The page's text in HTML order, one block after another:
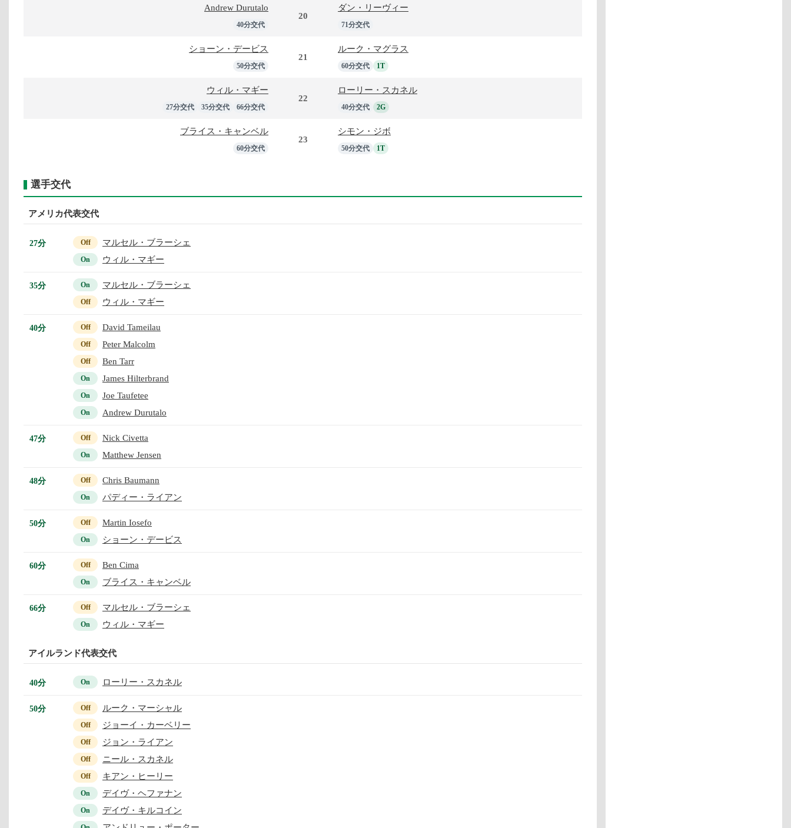
Andrew Durutalo
40分交代
20
ダン・リーヴィー
71分交代
ショーン・デービス
50分交代
21
ルーク・マグラス
60分交代 1T
ウィル・マギー
27分交代 35分交代 66分交代
22
ローリー・スカネル
40分交代 2G
ブライス・キャンベル
60分交代
23
シモン・ジボ
50分交代 1T
選手交代
アメリカ代表交代
27分 Off マルセル・ブラーシェ
On ウィル・マギー
35分 On マルセル・ブラーシェ
Off ウィル・マギー
40分 Off David Tameilau
Off Peter Malcolm
Off Ben Tarr
On James Hilterbrand
On Joe Taufetee
On Andrew Durutalo
47分 Off Nick Civetta
On Matthew Jensen
48分 Off Chris Baumann
On パディー・ライアン
50分 Off Martin Iosefo
On ショーン・デービス
60分 Off Ben Cima
On ブライス・キャンベル
66分 Off マルセル・ブラーシェ
On ウィル・マギー
アイルランド代表交代
40分 On ローリー・スカネル
50分 Off ルーク・マーシャル
Off ジョーイ・カーベリー
Off ジョン・ライアン
Off ニール・スカネル
Off キアン・ヒーリー
On デイヴ・ヘファナン
On デイヴ・キルコイン